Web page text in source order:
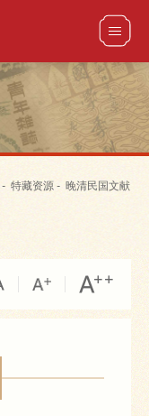
- 特藏资源 - 晚清民国文献